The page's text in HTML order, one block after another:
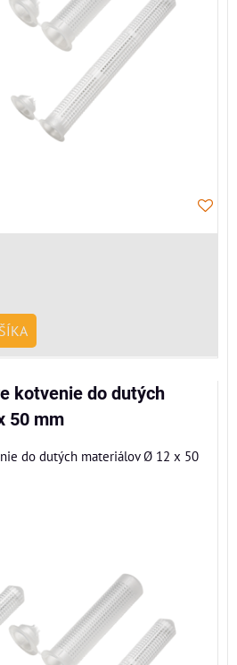
kotvenie do dutých
50 mm
do dutých materiálov Ø 12 x 50